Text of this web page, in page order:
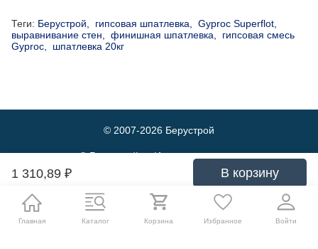
1 310,89 ₽ В корзину
Теги: Берустрой, гипсовая шпатлевка, Gyproc Superflot,
выравнивание стен, финишная шпатлевка,
гипсовая смесь
Gyproc,
шпатлевка 20кг
© 2007-2026 Берустрой
© Берустрой — Интернет-магазин
оптовой и розничной продажи
строительных материалов. Выгодные
Главная Каталог Корзина Избранное Войти